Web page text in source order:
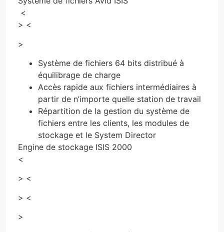
<
> <
>
Système de fichiers 64 bits distribué à
équilibrage de charge
Accès rapide aux fichiers intermédiaires à
partir de n’importe quelle station de travail
Répartition de la gestion du système de
fichiers entre les clients, les modules de
stockage et le System Director
Engine de stockage ISIS 2000
<
> <
> <
>